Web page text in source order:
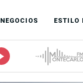
NEGOCIOS ESTILO